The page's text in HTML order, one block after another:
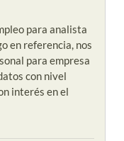
para analista
en referencia, nos
para empresa
con nivel
interés en el
Riklarma ?